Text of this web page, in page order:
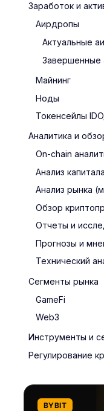
Заработок и
Аирдропы
Актуальные
Завершенные
Майнинг
Ноды
Токенсейлы
Аналитика и
On-chain
Анализ
Анализ рынка
Обзор
Отчеты и
Прогнозы и
Технический
Сегменты рынка
GameFi
Web3
Инструменты и
Регулирование
BYBIT